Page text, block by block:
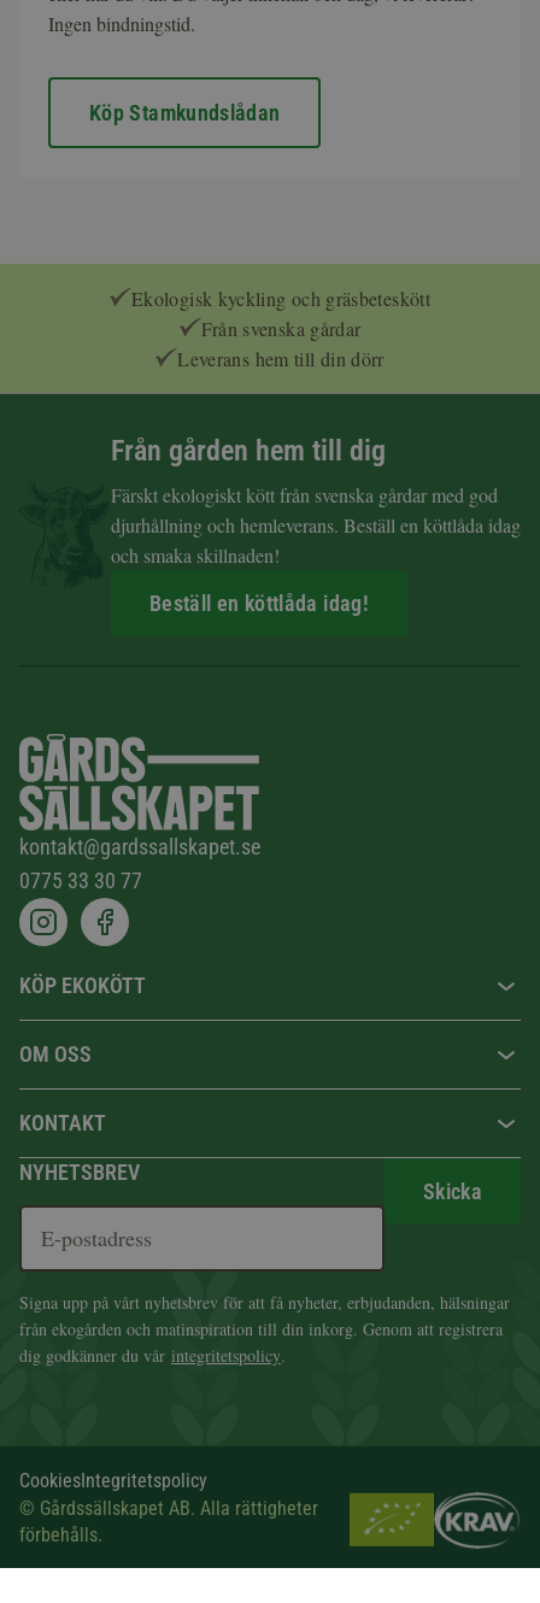
Ingen bindningstid.
Köp Stamkundslådan
Ekologisk kyckling och gräsbeteskött
Från svenska gårdar
Leverans hem till din dörr
Från gården hem till dig
Färskt ekologiskt kött från svenska gårdar med god
djurhållning och hemleverans. Beställ en köttlåda idag
och smaka skillnaden!
Beställ en köttlåda idag!
kontakt@gardssallskapet.se
0775 33 30 77
KÖP EKOKÖTT
OM OSS
KONTAKT
NYHETSBREV
Skicka
Signa upp på vårt nyhetsbrev för att få nyheter, erbjudanden, hälsningar
från ekogården och matinspiration till din inkorg. Genom att registrera
dig godkänner du vår integritetspolicy.
CookiesIntegritetspolicy
© Gårdssällskapet AB. Alla rättigheter
förbehålls.